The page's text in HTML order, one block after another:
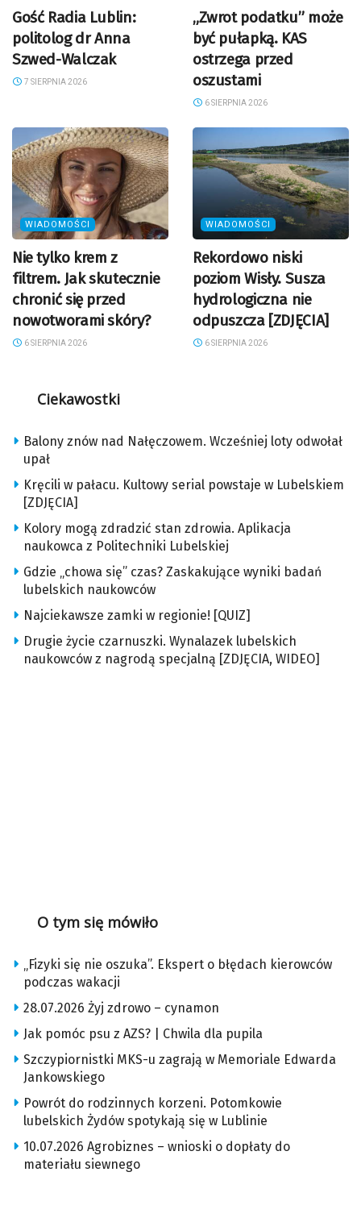
Gość Radia Lublin:
politolog dr Anna
Szwed-Walczak
7 SIERPNIA 2026
„Zwrot podatku” może
być pułapką. KAS
ostrzega przed
oszustami
6 SIERPNIA 2026
WIADOMOŚCI
Nie tylko krem z
filtrem. Jak skutecznie
chronić się przed
nowotworami skóry?
6 SIERPNIA 2026
WIADOMOŚCI
Rekordowo niski
poziom Wisły. Susza
hydrologiczna nie
odpuszcza [ZDJĘCIA]
6 SIERPNIA 2026
Ciekawostki
Balony znów nad Nałęczowem. Wcześniej loty odwołał
upał
Kręcili w pałacu. Kultowy serial powstaje w Lubelskiem
[ZDJĘCIA]
Kolory mogą zdradzić stan zdrowia. Aplikacja
naukowca z Politechniki Lubelskiej
Gdzie „chowa się” czas? Zaskakujące wyniki badań
lubelskich naukowców
Najciekawsze zamki w regionie! [QUIZ]
Drugie życie czarnuszki. Wynalazek lubelskich
naukowców z nagrodą specjalną [ZDJĘCIA, WIDEO]
O tym się mówiło
„Fizyki się nie oszuka”. Ekspert o błędach kierowców
podczas wakacji
28.07.2026 Żyj zdrowo – cynamon
Jak pomóc psu z AZS? | Chwila dla pupila
Szczypiornistki MKS-u zagrają w Memoriale Edwarda
Jankowskiego
Powrót do rodzinnych korzeni. Potomkowie
lubelskich Żydów spotykają się w Lublinie
10.07.2026 Agrobiznes – wnioski o dopłaty do
materiału siewnego